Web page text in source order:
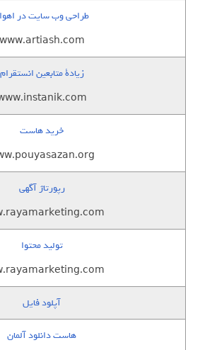
طراحی وب سایت در
www.artiash.com
زيادة متابعين انستقرام
خرید هاست
رپورتاژ آگهی
تولید محتوا
آپلود فایل
هاست دانلود آلمان